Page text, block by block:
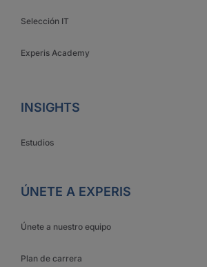
Selección IT
Experis Academy
INSIGHTS
Estudios
ÚNETE A EXPERIS
Únete a nuestro equipo
Plan de carrera